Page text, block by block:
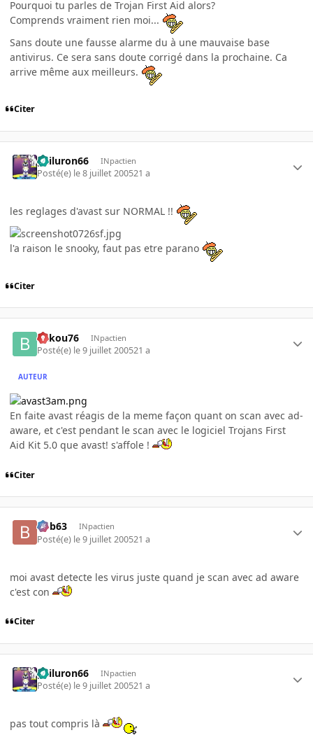
Pourquoi tu parles de Trojan First Aid alors?
Comprends vraiment rien moi...
Sans doute une fausse alarme du à une mauvaise base
antivirus. Ce sera sans doute corrigé dans la prochaine. Ca
arrive même aux meilleurs.
Citer
gailuron66 INpactien
Posté(e) le 8 juillet 200521 a
les reglages d'avast sur NORMAL !!
l'a raison le snooky, faut pas etre parano
Citer
bakou76 INpactien
Posté(e) le 9 juillet 200521 a
AUTEUR
En faite avast réagis de la meme façon quant on scan avec ad-
aware, et c'est pendant le scan avec le logiciel Trojans First
Aid Kit 5.0 que avast! s'affole !
Citer
bob63 INpactien
Posté(e) le 9 juillet 200521 a
moi avast detecte les virus juste quand je scan avec ad aware
c'est con
Citer
gailuron66 INpactien
Posté(e) le 9 juillet 200521 a
pas tout compris là